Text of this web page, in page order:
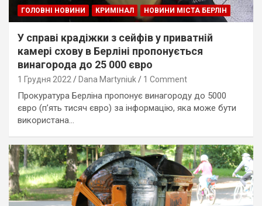
ГОЛОВНІ НОВИНИ КРИМІНАЛ НОВИНИ МІСТА БЕРЛІН
У справі крадіжки з сейфів у приватній
камері схову в Берліні пропонується
винагорода до 25 000 євро
1 Грудня 2022 Dana Martyniuk 1 Comment
Прокуратура Берліна пропонує винагороду до 5000
євро (п’ять тисяч євро) за інформацію, яка може бути
використана…